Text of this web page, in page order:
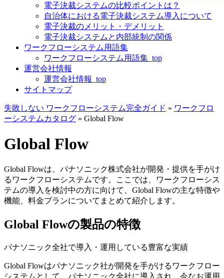
電子決裁システムの比較ポイントは？
自治体における電子決裁システム導入について
電子決裁のメリット・デメリット
電子決裁システムと内部統制の関係
ワークフローシステム用語集
ワークフローシステム用語集_top
運営会社情報
運営会社情報_top
サイトマップ
失敗しない ワークフローシステム完全ガイド » ワークフロ
ーシステムカタログ » Global Flow
Global Flow
Global Flowは、パナソニック株式会社が開発・提供を手がけ
るワークフローシステムです。ここでは、ワークフローシス
テムの導入を検討中の方に向けて、Global Flowの主な特徴や
機能、料金プランについてまとめて紹介します。
Global Flowの製品の特徴
パナソニック全社で導入・運用している豊富な実績
Global Flowはパナソニック社が開発を手がけるワークフロー
システムとして、パナソニック全社に導入され、今なお運用